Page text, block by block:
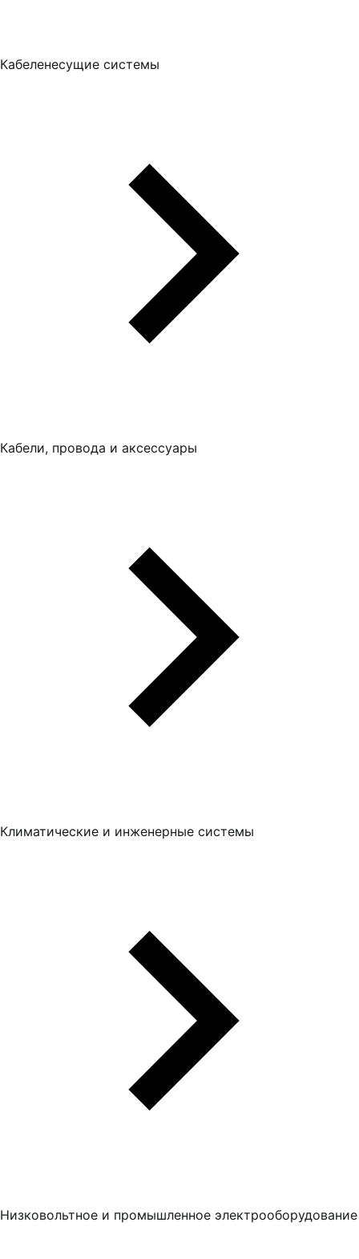
Кабеленесущие системы
Кабели, провода и аксессуары
Климатические и инженерные системы
Низковольтное и промышленное электрооборудование